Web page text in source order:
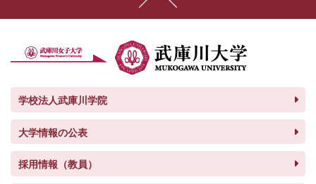
学校法人武庫川学院
大学情報の公表
採用情報（教員）